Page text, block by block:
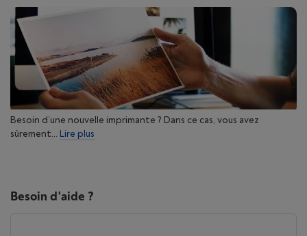
Besoin d’une nouvelle imprimante ? Dans ce cas, vous avez
sûrement... Lire plus
Besoin d'aide ?